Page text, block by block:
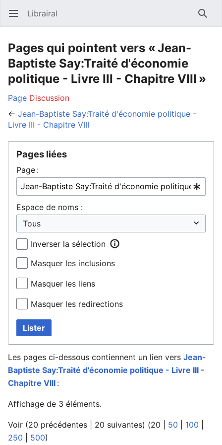
Ouvrir le menu principal Librairal
Pages qui pointent vers « Jean-
Baptiste Say:Traité d'économie
politique - Livre III - Chapitre VIII »
Page Discussion
← Jean-Baptiste Say:Traité d'économie politique -
Livre III - Chapitre VIII
Pages liées
Page :
Espace de noms :
Inverser la sélection
Masquer les inclusions
Masquer les liens
Masquer les redirections
Lister
Les pages ci-dessous contiennent un lien vers Jean-
Baptiste Say:Traité d'économie politique - Livre III -
Chapitre VIII :
Affichage de 3 éléments.
Voir (20 précédentes 20 suivantes) (20 50 100
250
500)